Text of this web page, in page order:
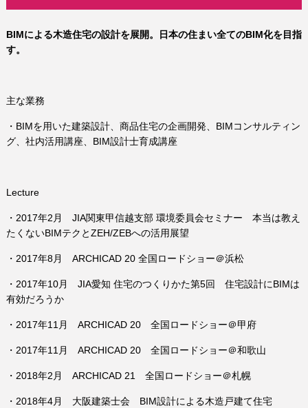
BIMによる木造住宅の設計を展開。
日本の住まい全てのBIM化を目指
す。
主な業務
・BIMを用いた建築設計、商品住宅の企画開発、BIMコンサルティン
グ、社内活用講座、BIM設計士育成講座
Lecture
・2017年2月 JIA関東甲信越支部 環境委員会セミナー 本当は教え
たくないBIMテクとZEH/ZEBへの活用展望
・2017年8月 ARCHICAD 20 全国ロードショー＠浜松
・2017年10月 JIA愛知 住宅のつくりかた第5回 住宅設計にBIMは
有効だろうか
・2017年11月 ARCHICAD 20 全国ロードショー＠甲府
・2017年11月 ARCHICAD 20 全国ロードショー＠和歌山
・2018年2月 ARCHICAD 21 全国ロードショー＠札幌
・2018年4月 大阪建築士会 BIM設計による木造戸建て住宅